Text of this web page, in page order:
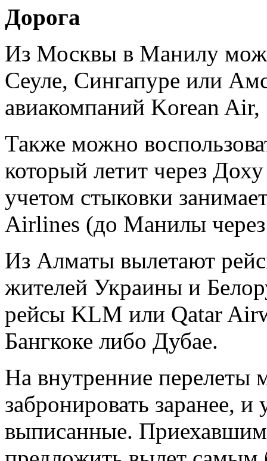
Дорога
Из Москвы в Манилу
Сеуле, Сингапуре или
авиакомпаний Korean
Также можно
который летит через
учетом стыковки
Airlines (до Манилы
Из Алматы вылетают
жителей Украины и
рейсы KLM или Qatar
Бангкоке либо Дубае.
На внутренние перелеты
забронировать заранее,
выписанные.